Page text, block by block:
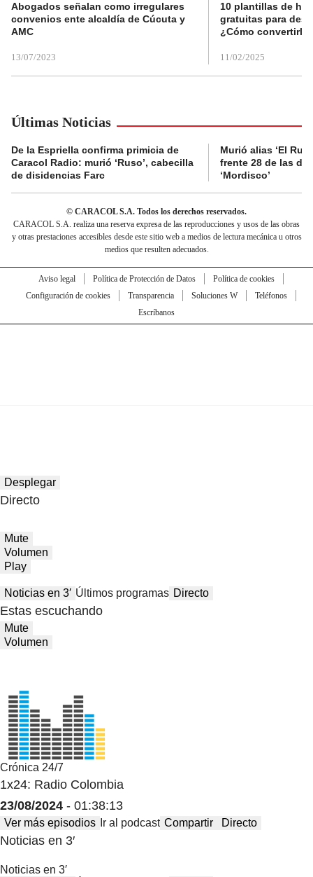
Abogados señalan como irregulares
convenios ente alcaldía de Cúcuta y
AMC
13/07/2023
10 plantillas de
gratuitas para
¿Cómo convertirla
11/02/2025
Últimas Noticias
De la Espriella confirma primicia de
Caracol Radio: murió ‘Ruso’, cabecilla
de disidencias Farc
Murió alias ‘El
frente 28 de las
‘Mordisco’
© CARACOL S.A. Todos los derechos reservados.
CARACOL S.A. realiza una reserva expresa de las reproducciones y usos de las obras
y otras prestaciones accesibles desde este sitio web a medios de lectura mecánica u otros
medios que resulten adecuados.
Aviso legal Política de Protección de Datos
Política de cookies
Configuración de cookies
Transparencia Soluciones W
Teléfonos
Escríbanos
Desplegar
Directo
Mute
Volumen
Play
Noticias en 3′ Últimos programas Directo
Estas escuchando
Mute
Volumen
Crónica 24/7
1x24: Radio Colombia
23/08/2024 - 01:38:13
Ver más episodios Ir al podcast Compartir Directo
Noticias en 3′
Noticias en 3′